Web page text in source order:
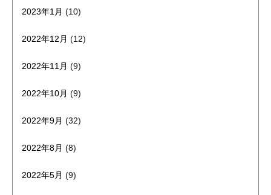
2023年1月 (10)
2022年12月 (12)
2022年11月 (9)
2022年10月 (9)
2022年9月 (32)
2022年8月 (8)
2022年5月 (9)